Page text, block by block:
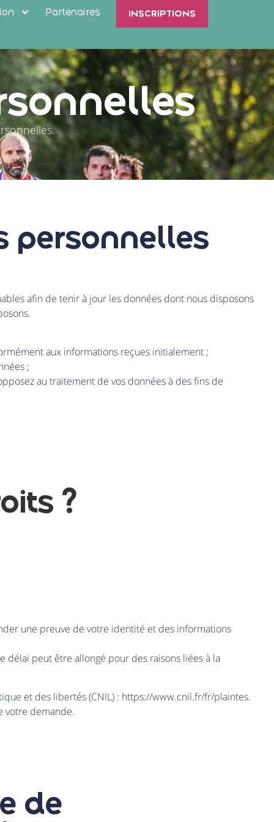
Partenaires INSCRIPTIONS
personnelles
afin de tenir à jour les données dont nous disposons
aux informations reçues initialement ;
;
au traitement de vos données à des fins de
?
une preuve de votre identité et des informations
peut être allongé pour des raisons liées à la
et des libertés (CNIL) : https://www.cnil.fr/fr/plaintes.
votre demande.
de